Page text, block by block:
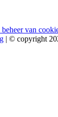
van
| © copyright